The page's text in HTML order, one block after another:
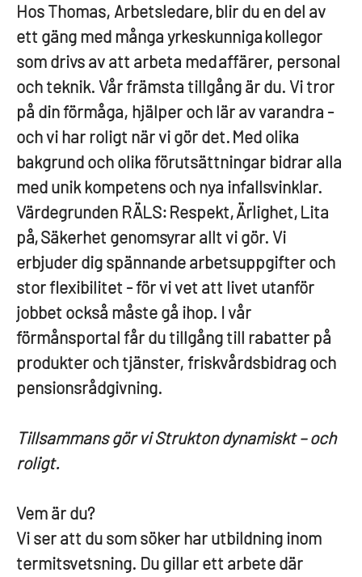
Hos Thomas, Arbetsledare, blir du en del av
ett gäng med många yrkeskunniga kollegor
som drivs av att arbeta med affärer, personal
och teknik. Vår främsta tillgång är du. Vi tror
på din förmåga, hjälper och lär av varandra -
och vi har roligt när vi gör det. Med olika
bakgrund och olika förutsättningar bidrar alla
med unik kompetens och nya infallsvinklar.
Värdegrunden RÄLS: Respekt,Ärlighet, Lita
på,Säkerhet genomsyrar allt vi gör. Vi
erbjuder dig spännande arbetsuppgifter och
stor flexibilitet - för vi vet att livet utanför
jobbet också måste gå ihop. I vår
förmånsportal får du tillgång till rabatter på
produkter och tjänster, friskvårdsbidrag och
pensionsrådgivning.
Tillsammans gör vi Strukton dynamiskt – och
roligt.
Vem är du?
Vi ser att du som söker har utbildning inom
termitsvetsning. Du gillar ett arbete där